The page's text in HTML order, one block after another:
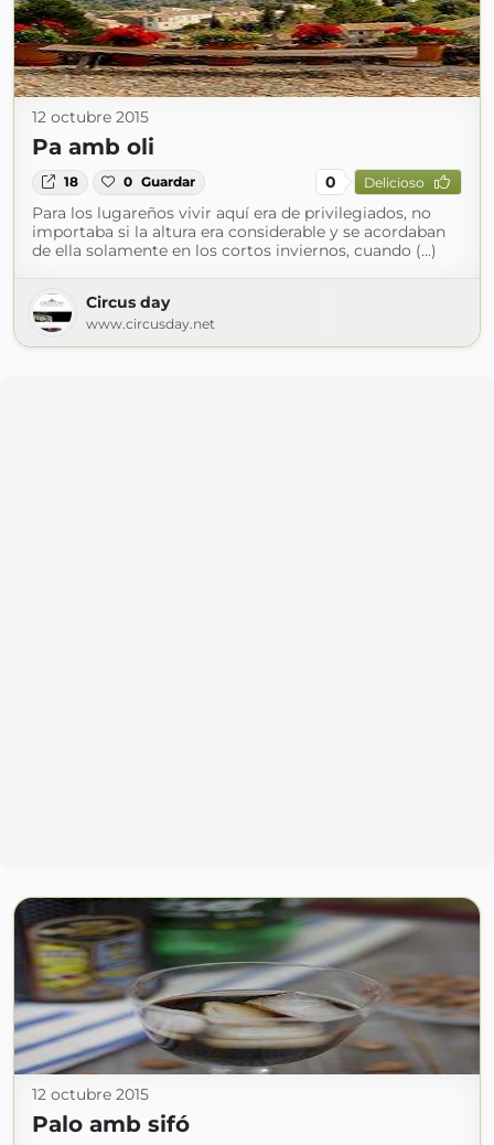
12 octubre 2015
Pa amb oli
18 0 Guardar 0 Delicioso
Para los lugareños vivir aquí era de privilegiados, no
importaba si la altura era considerable y se acordaban
de ella solamente en los cortos inviernos, cuando (...)
Circus day
www.circusday.net
12 octubre 2015
Palo amb sifó